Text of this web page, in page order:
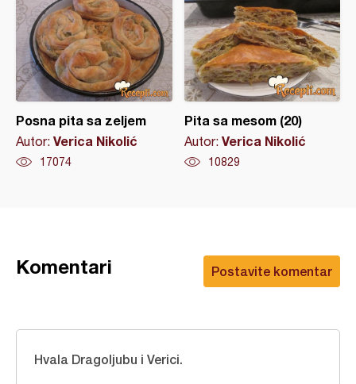
Posna pita sa zeljem
Autor: Verica Nikolić
17074
Pita sa mesom (20)
Autor: Verica Nikolić
10829
Postavite komentar
Komentari
Hvala Dragoljubu i Verici.